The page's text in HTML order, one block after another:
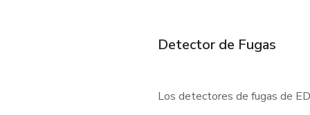
Detector de Fugas
Los detectores de fugas de